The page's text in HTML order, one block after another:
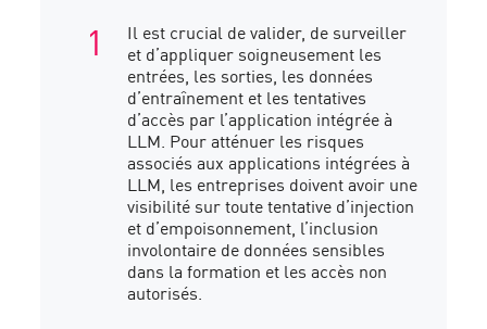
Il est crucial de valider, de surveiller
et d’appliquer soigneusement les
entrées, les sorties, les données
d’entraînement et les tentatives
d’accès par l’application intégrée à
LLM. Pour atténuer les risques
associés aux applications intégrées à
LLM, les entreprises doivent avoir une
visibilité sur toute tentative d’injection
et d’empoisonnement, l’inclusion
involontaire de données sensibles
dans la formation et les accès non
autorisés.